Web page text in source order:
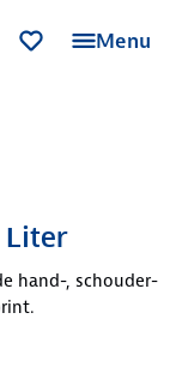
Menu
Liter
hand-, schouder-